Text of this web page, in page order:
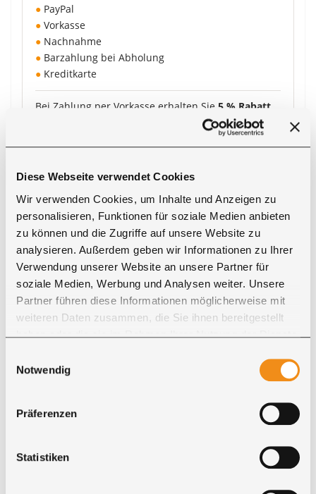
Diese Webseite verwendet Cookies
Wir verwenden Cookies, um Inhalte und Anzeigen zu
personalisieren, Funktionen für soziale Medien anbieten
zu können und die Zugriffe auf unsere Website zu
analysieren. Außerdem geben wir Informationen zu Ihrer
Verwendung unserer Website an unsere Partner für
soziale Medien, Werbung und Analysen weiter. Unsere
Partner führen diese Informationen möglicherweise mit
weiteren Daten zusammen, die Sie ihnen bereitgestellt
haben oder die sie im Rahmen Ihrer Nutzung der Dienste
Cookies, wenn Sie unsere Webseite weiterhin nutzen.
Notwendig
Präferenzen
Statistiken
● PayPal
● Vorkasse
● Nachnahme
● Barzahlung bei Abholung
● Kreditkarte
Bei Zahlung per Vorkasse erhalten Sie 5 % Rabatt
Lieferung
vertraute Speditionspartner geliefert.
Hereintragen ist je nach Lieferart und